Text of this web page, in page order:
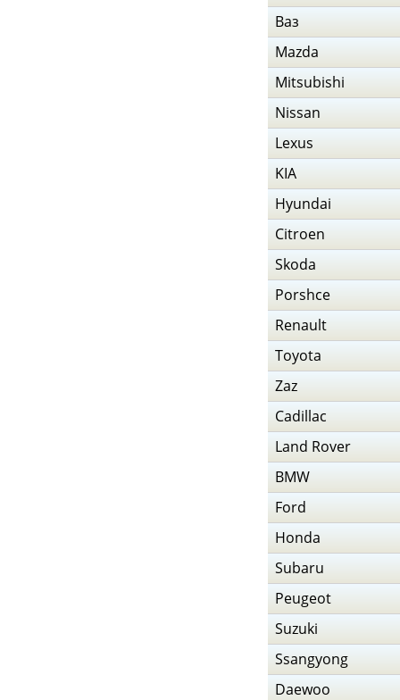
Ваз
Mazda
Mitsubishi
Nissan
Lexus
KIA
Hyundai
Citroen
Skoda
Porshce
Renault
Toyota
Zaz
Cadillac
Land Rover
BMW
Ford
Honda
Subaru
Peugeot
Suzuki
Ssangyong
Daewoo